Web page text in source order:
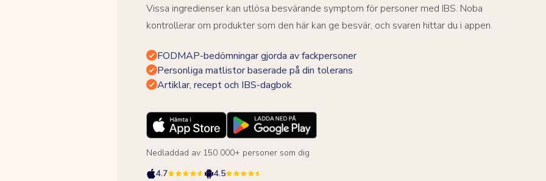
Vissa ingredienser kan utlösa besvärande symptom för personer med IBS. Noba
kontrollerar om produkter som den här kan ge besvär, och svaren hittar du i appen.
FODMAP-bedömningar gjorda av fackpersoner
Personliga matlistor baserade på din tolerans
Artiklar, recept och IBS-dagbok
Nedladdad av 150 000+ personer som dig
4.7
4.5